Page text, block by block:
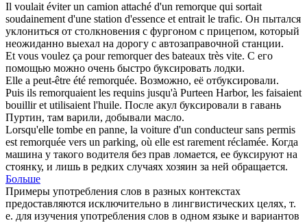
Il voulait éviter un camion attaché d'un remorque qui sortait
soudainement d'une station d'essence et entrait le trafic. Он пытался
уклониться от столкновения с фургоном с прицепом, который
неожиданно выехал на дорогу с автозаправочной станции.
Et vous voulez ça pourremorquerdes bateaux très vite. С его
помощью можно очень быстро буксировать лодки.
Elle a peut-être été remorquée. Возможно, её отбуксировали.
Puis ils remorquaient les requins jusqu'à Purteen Harbor, les faisaient
bouillir et utilisaient l'huile. После акул буксировали в гавань
Пуртин, там варили, добывали масло.
Lorsqu'elle tombe en panne, la voiture d'un conducteur sans permis
est remorquée vers un parking, où elle est rarement réclamée. Когда
машина у такого водителя без прав ломается, ее буксируют на
стоянку, и лишь в редких случаях хозяин за ней обращается.
Больше
Примеры употребления слов в разных контекстах
предоставляются исключительно в лингвистических целях, т.
е. для изучения употребления слов в одном языке и вариантов